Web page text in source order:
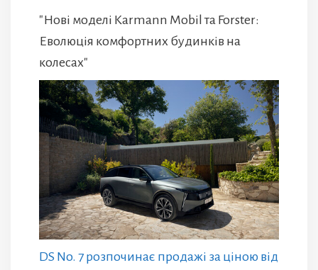
"Нові моделі Karmann Mobil та Forster:
Еволюція комфортних будинків на
колесах"
DS No. 7 розпочинає продажі за ціною від